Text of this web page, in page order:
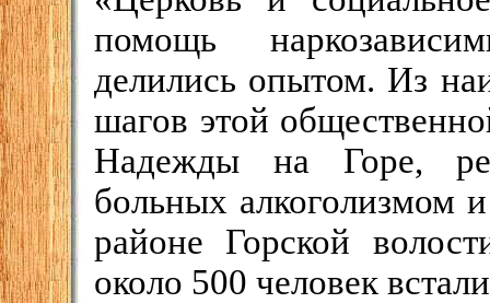
помощь
делились опытом. Из
шагов этой
Надежды на Горе,
больных алкоголизмом
районе Горской
около 500 человек